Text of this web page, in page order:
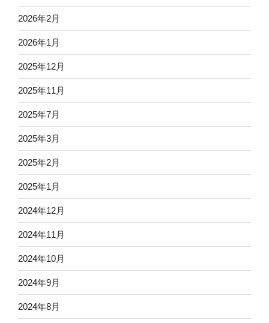
2026年2月
2026年1月
2025年12月
2025年11月
2025年7月
2025年3月
2025年2月
2025年1月
2024年12月
2024年11月
2024年10月
2024年9月
2024年8月